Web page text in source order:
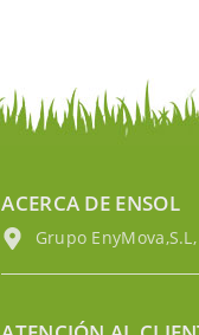
ACERCA DE ENSOL
Grupo